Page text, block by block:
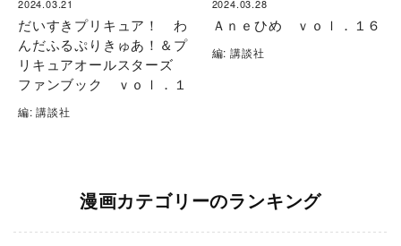
2024.03.21
だいすきプリキュア！ わ
んだふるぷりきゅあ！＆プ
リキュアオールスターズ
ファンブック ｖｏｌ．１
編: 講談社
2024.03.28
Ａｎｅひめ ｖｏｌ．１６
編: 講談社
漫画カテゴリーのランキング